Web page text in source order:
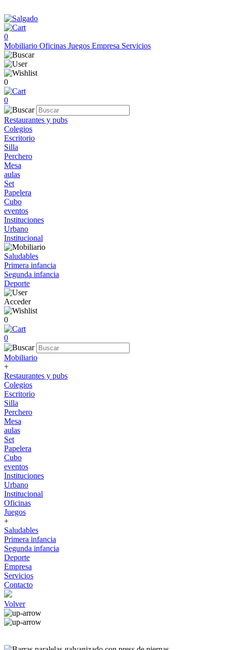
0
Mobiliario Oficinas Juegos Empresa Servicios
0
0
Restaurantes y pubs
Colegios
Escritorio
Silla
Perchero
Mesa
aulas
Set
Papelera
Cubo
eventos
Instituciones
Urbano
Institucional
Saludables
Primera infancia
Segunda infancia
Deporte
Acceder
0
0
Mobiliario
+
Restaurantes y pubs
Colegios
Escritorio
Silla
Perchero
Mesa
aulas
Set
Papelera
Cubo
eventos
Instituciones
Urbano
Institucional
Oficinas
Juegos
+
Saludables
Primera infancia
Segunda infancia
Deporte
Empresa
Servicios
Contacto
Volver